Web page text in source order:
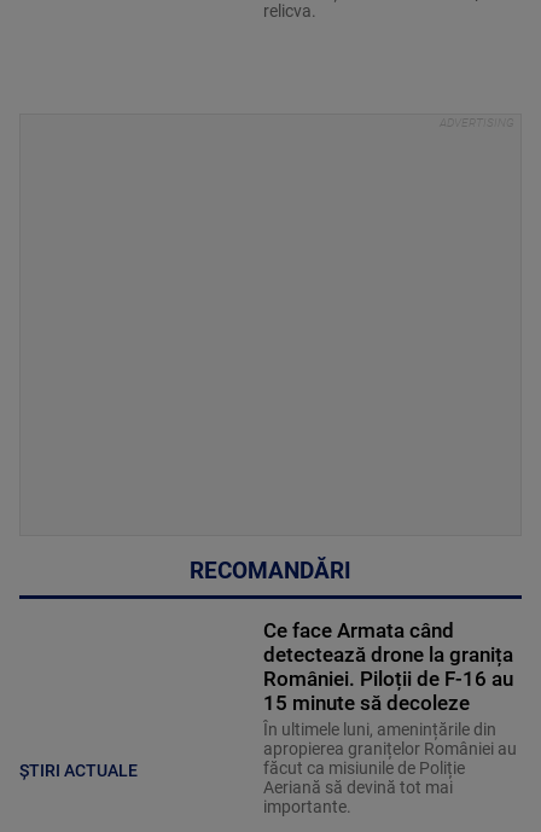
relicva.
RECOMANDĂRI
ȘTIRI ACTUALE
Ce face Armata când
detectează drone la granița
României. Piloții de F-16 au
15 minute să decoleze
În ultimele luni, amenințările din
apropierea granițelor României au
făcut ca misiunile de Poliție
Aeriană să devină tot mai
importante.